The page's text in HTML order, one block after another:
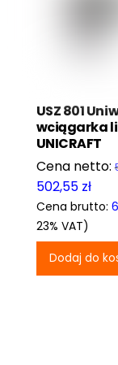
USZ 801
wciągarka
UNICRAFT
502,55 zł
Cena brutto:
23% VAT)
Dodaj do